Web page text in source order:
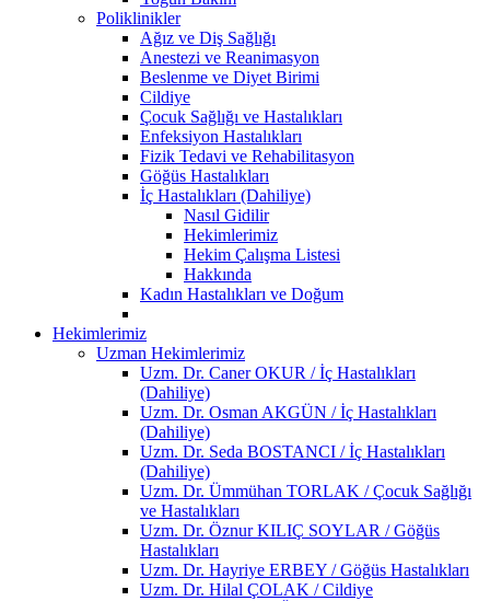
Poliklinikler
Ağız ve Diş Sağlığı
Anestezi ve Reanimasyon
Beslenme ve Diyet Birimi
Cildiye
Çocuk Sağlığı ve Hastalıkları
Enfeksiyon Hastalıkları
Fizik Tedavi ve Rehabilitasyon
Göğüs Hastalıkları
İç Hastalıkları (Dahiliye)
Nasıl Gidilir
Hekimlerimiz
Hekim Çalışma Listesi
Hakkında
Kadın Hastalıkları ve Doğum
Hekimlerimiz
Uzman Hekimlerimiz
Uzm. Dr. Caner OKUR / İç Hastalıkları
(Dahiliye)
Uzm. Dr. Osman AKGÜN / İç Hastalıkları
(Dahiliye)
Uzm. Dr. Seda BOSTANCI / İç Hastalıkları
(Dahiliye)
Uzm. Dr. Ümmühan TORLAK / Çocuk Sağlığı
ve Hastalıkları
Uzm. Dr. Öznur KILIÇ SOYLAR / Göğüs
Hastalıkları
Uzm. Dr. Hayriye ERBEY / Göğüs Hastalıkları
Uzm. Dr. Hilal ÇOLAK / Cildiye